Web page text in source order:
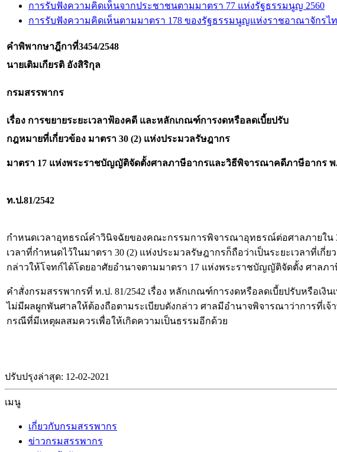
การรับฟังความคิดเห็นจากประชาชนตามมาตรา 77 แห่งรัฐธรรมนูญ 2560
การรับฟังความคิดเห็นตามมาตรา 178 ของรัฐธรรมนูญแห่งราชอาณาจักรไ
คำพิพากษาฎีกาที่3454/2548
นายเติมเกียรติ อังสิริกุล
กรมสรรพากร
เรื่อง การขยายระยะเวลาฟ้องคดี และหลักเกณฑ์การงดหรือลดเบี้ยปรับ
กฎหมายที่เกี่ยวข้อง มาตรา 30 (2) แห่งประมวลรัษฎากร
มาตรา 17 แห่งพระราชบัญญัติจัดตั้งศาลภาษีอากรและวิธีพิจารณาคดีภาษีอากร
ท.ป.81/2542
กำหนดเวลาอุทธรณ์คำวินิจฉัยของคณะกรรมการพิจารณาอุทธรณ์ต่อศาลภายใน
เวลาที่กำหนดไว้ในมาตรา 30 (2) แห่งประมวลรัษฎากรก็ถือว่าเป็นระยะเวลาที่
กล่าวให้โจทก์ได้โดยอาศัยอำนาจตามมาตรา 17 แห่งพระราชบัญญัติจัดตั้ง ศาล
คำสั่งกรมสรรพากรที่ ท.ป. 81/2542 เรื่อง หลักเกณฑ์การงดหรือลดเบี้ยปรับหรือเ
ไม่มีผลผูกพันศาลให้ต้องถือตามระเบียบดังกล่าว ศาลมีอำนาจพิจารณาว่าการที่เ
กรณีที่มีเหตุผลสมควรเพื่อให้เกิดความเป็นธรรมอีกด้วย
ปรับปรุงล่าสุด: 12-02-2021
เมนู
เกี่ยวกับกรมสรรพากร
ข่าวกรมสรรพากร